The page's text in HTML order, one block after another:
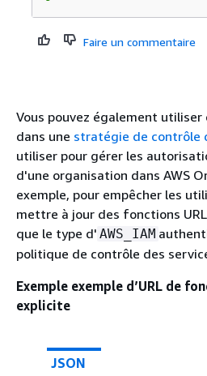
Faire un commentaire
Vous pouvez également
dans une stratégie de contrôle
utiliser pour gérer les
d'une organisation dans AWS
exemple, pour empêcher les
mettre à jour des fonctions
que le type d' AWS_IAM
politique de contrôle des
Exemple exemple d’URL de
explicite
JSON